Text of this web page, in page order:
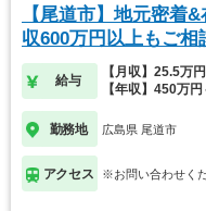
【尾道市】地元密着
収600万円以上もご相
給与
【月収】25.5万
【年収】450万
勤務地 広島県 尾道市
アクセス ※お問い合わせく